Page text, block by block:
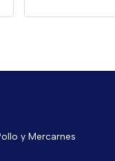
y Mercarnes